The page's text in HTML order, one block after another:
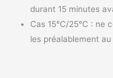
durant 15 minutes
Cas 15°C/25°C : ne
les préalablement